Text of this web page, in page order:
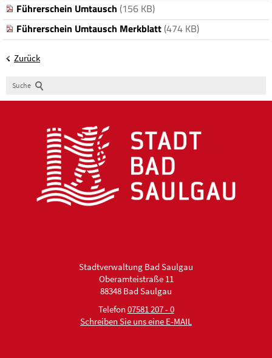
Führerschein Umtausch (156 KB)
Führerschein Umtausch Merkblatt(474 KB)
Zurück
Suche
Stadtverwaltung Bad Saulgau
Oberamteistraße 11
88348 Bad Saulgau
Telefon 07581 207 - 0
Schreiben Sie uns eine E-MAIL